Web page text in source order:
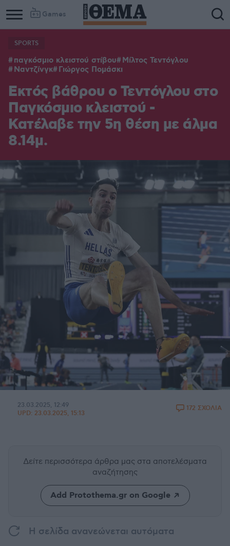
Games
SPORTS
παγκόσμιο κλειστού στίβου
Μίλτος Τεντόγλου
Ναντζίνγκ Γιώργος Πομάσκι
Εκτός βάθρου ο Τεντόγλου στο
Παγκόσμιο κλειστού -
Κατέλαβε την 5η θέση με άλμα
8.14μ.
23.03.2025, 12:49
UPD: 23.03.2025, 15:13
172 ΣΧΟΛΙΑ
Δείτε περισσότερα άρθρα μας στα αποτελέσματα
αναζήτησης
Add Protothema.gr on Google
H σελίδα ανανεώνεται αυτόματα